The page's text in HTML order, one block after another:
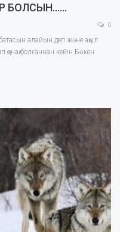
БОЛСЫН……
0
алайын деп және ақыл
болғаннан кейін Бөкен